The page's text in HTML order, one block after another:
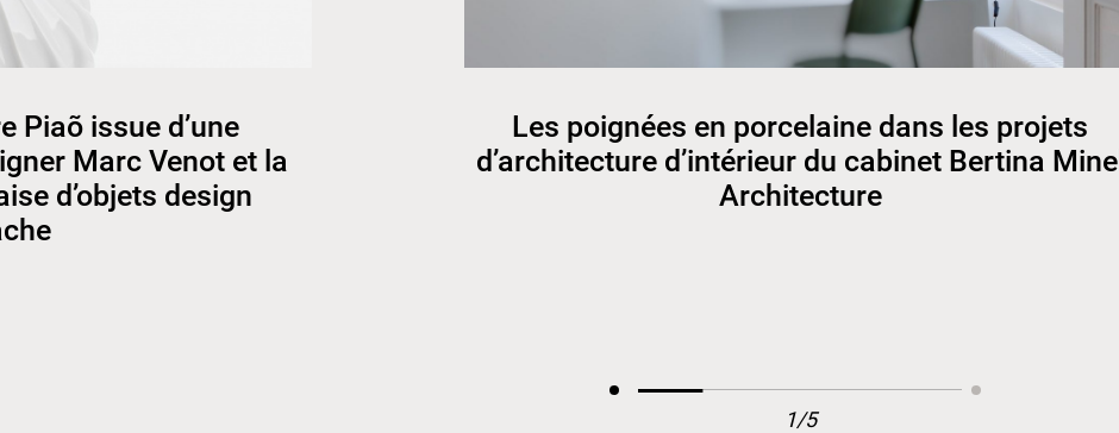
Piaõ issue d’une
Marc Venot et la
d’objets design
Les poignées en porcelaine dans les projets
d’architecture d’intérieur du cabinet Bertina Minel
Architecture
1/5